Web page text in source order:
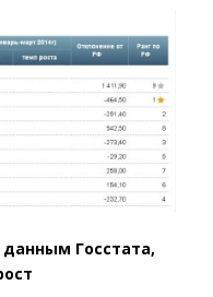
Госстата,